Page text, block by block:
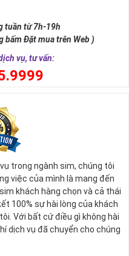
quyền quý nhất trong tất cả
lực, sức mạnh, sự kiêu hãnh
ý nghĩa gì?
tuần từ 7h-19h
bấm Đặt mua trên Web )
vụ, tư vấn:
trong ngành sim, chúng tôi
việc của mình là mang đến
khách hàng chọn và cả thái
100% sự hài lòng của khách
Với bất cứ điều gì không hài
dịch vụ đã chuyển cho chúng